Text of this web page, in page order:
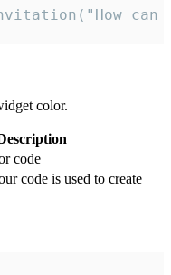
color.
code
code is used to create